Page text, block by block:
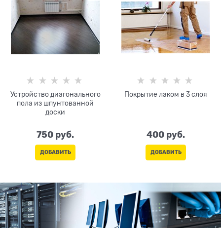
Устройство диагонального
пола из шпунтованной
доски
750 руб.
ДОБАВИТЬ
Покрытие лаком в 3 слоя
400 руб.
ДОБАВИТЬ